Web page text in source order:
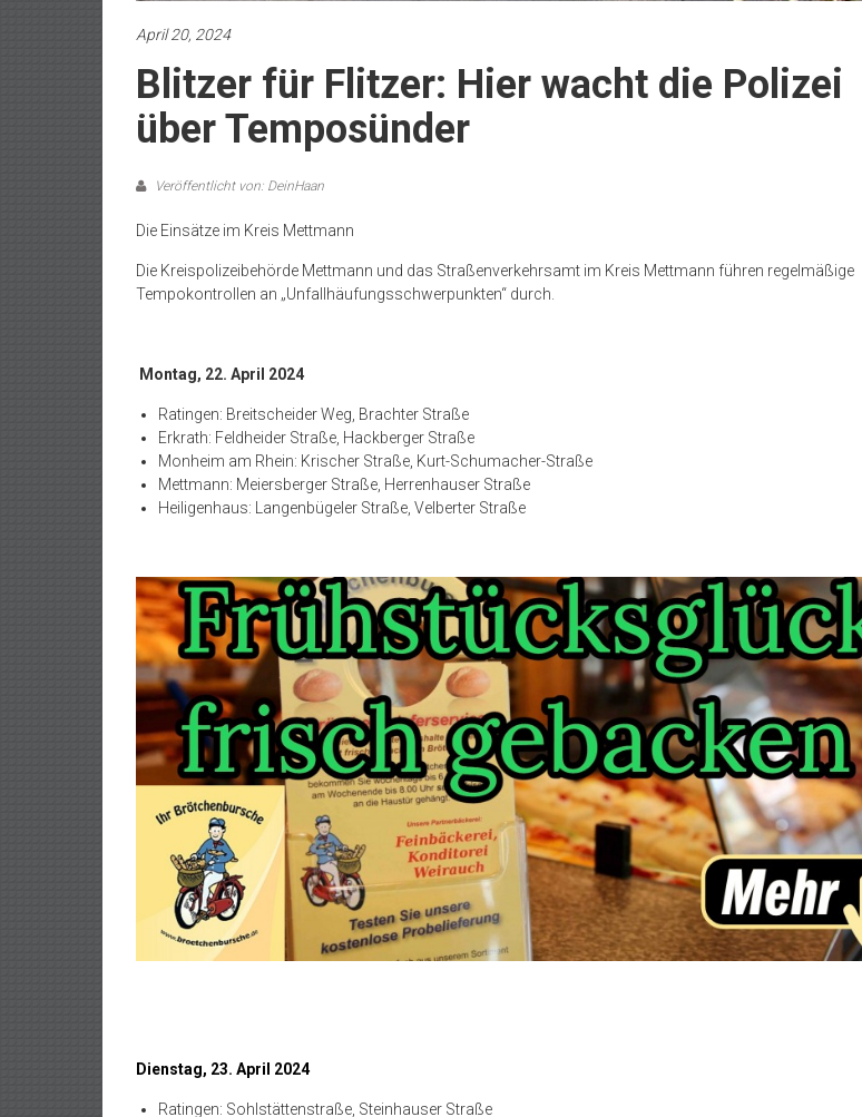
April 20, 2024
Blitzer für Flitzer: Hier wacht die Polizei
über Temposünder
Veröffentlicht von: DeinHaan
Die Einsätze im Kreis Mettmann
Die Kreispolizeibehörde Mettmann und das Straßenverkehrsamt im Kreis Mettmann führen regelmäßige
Tempokontrollen an „Unfallhäufungsschwerpunkten“ durch.
Montag, 22. April 2024
Ratingen: Breitscheider Weg, Brachter Straße
Erkrath: Feldheider Straße, Hackberger Straße
Monheim am Rhein: Krischer Straße, Kurt-Schumacher-Straße
Mettmann: Meiersberger Straße, Herrenhauser Straße
Heiligenhaus: Langenbügeler Straße, Velberter Straße
Dienstag, 23. April 2024
Ratingen: Sohlstättenstraße, Steinhauser Straße